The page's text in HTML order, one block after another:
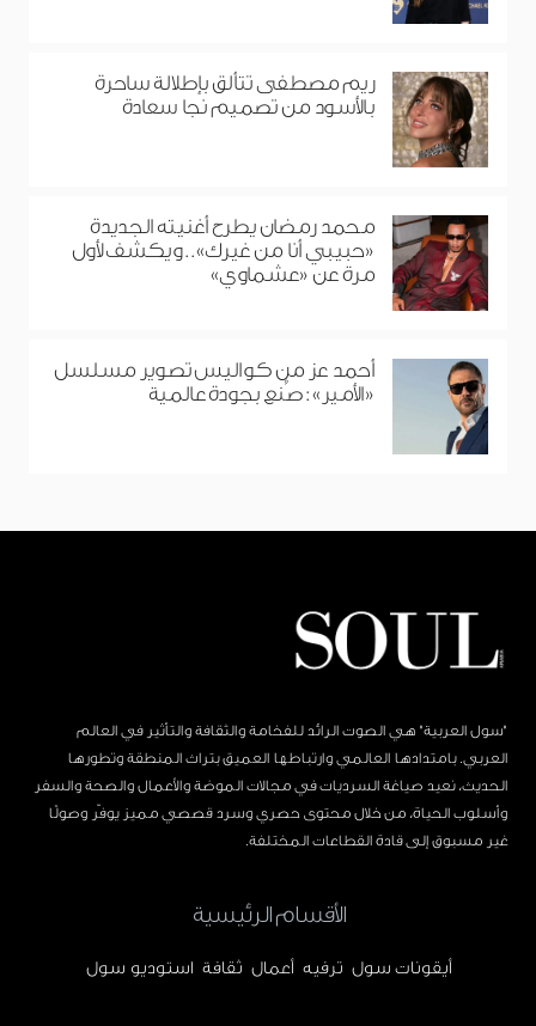
ريم مصطفى تتألق بإطلالة ساحرة
بالأسود من تصميم نجا سعادة
محمد رمضان يطرح أغنيته الجديدة
«حبيبي أنا من غيرك».. ويكشف لأول
مرة عن «عشماوي»
أحمد عز من كواليس تصوير مسلسل
«الأمير»: صُنع بجودة عالمية
"سول العربية" هي الصوت الرائد للفخامة والثقافة والتأثير في العالم
العربي. بامتدادها العالمي وارتباطها العميق بتراث المنطقة وتطورها
الحديث، نعيد صياغة السرديات في مجالات الموضة والأعمال والصحة والسفر
وأسلوب الحياة، من خلال محتوى حصري وسرد قصصي مميز يوفّر وصولًا
غير مسبوق إلى قادة القطاعات المختلفة.
الأقسام الرئيسية
أيقونات سول ترفيه أعمال ثقافة استوديو سول